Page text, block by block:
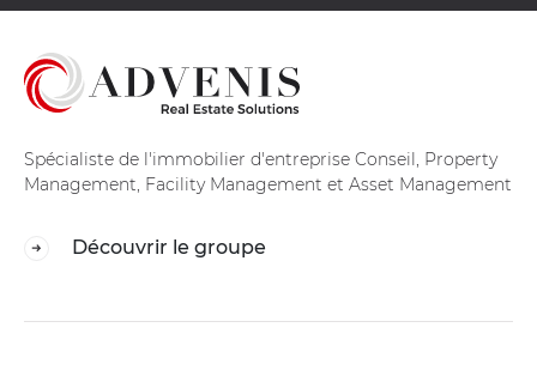
Spécialiste de l'immobilier d'entreprise Conseil, Property
Management, Facility Management et Asset Management
Découvrir le groupe